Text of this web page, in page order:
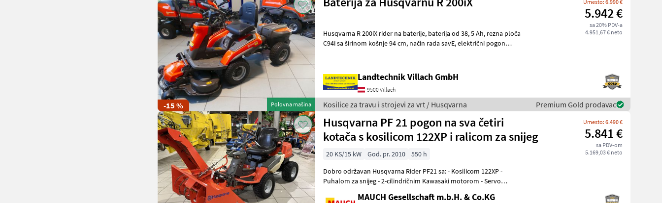
-15 % Polovna mašina
Umesto: 6.990 €
5.942 €
sa 20% PDV-a
4.951,67 € neto
Husqvarna R 200iX rider na baterije, baterija od 38, 5 Ah, rezna ploča
C94i sa širinom košnje 94 cm, način rada savE, električni pogon
Landtechnik Villach GmbH
9500 Villach
Kosilice za travu i strojevi za vrt / Husqvarna Premium Gold prodavac
Husqvarna PF 21 pogon na sva četiri
kotača s kosilicom 122XP i ralicom za snijeg
Umesto: 6.490 €
5.841 €
sa PDV-om
5.169,03 € neto
20 KS/15 kW God. pr. 2010
550 h
Dobro održavan Husqvarna Rider PF21 sa: - Kosilicom 122XP -
Puhalom za snijeg - 2-cilindričnim Kawasaki motorom - Servo
MAUCH Gesellschaft m.b.H. & Co.KG